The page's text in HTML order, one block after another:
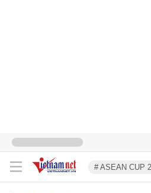
# ASEAN CUP